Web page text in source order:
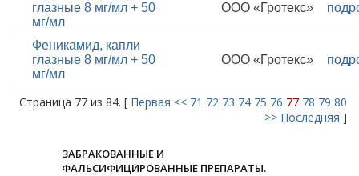
глазные 8 мг/мл + 50
мг/мл
ООО «Гротекс»
Феникамид, капли
глазные 8 мг/мл + 50
мг/мл
ООО «Гротекс»
Страница 77 из 84. [ Первая << 71 72 73 74 75 76 77 78 79 80
>> Последняя ]
ЗАБРАКОВАННЫЕ И
ФАЛЬСИФИЦИРОВАННЫЕ ПРЕПАРАТЫ.